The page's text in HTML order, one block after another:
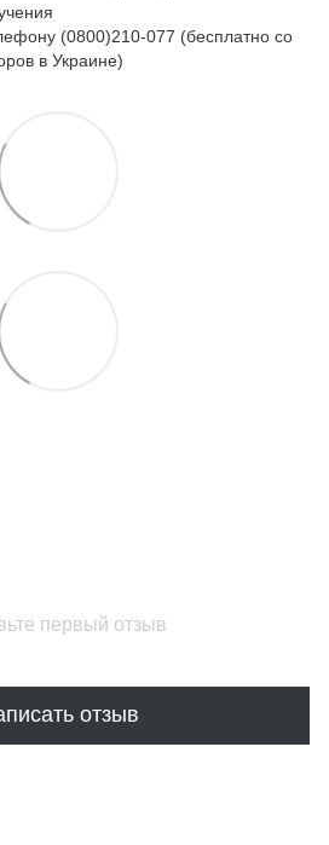
(0800)210-077 (бесплатно со
в Украине)
первый отзыв
отзыв